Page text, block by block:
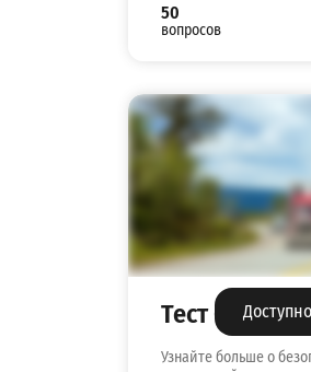
50
вопросов
Тест CDL на
Узнайте больше о